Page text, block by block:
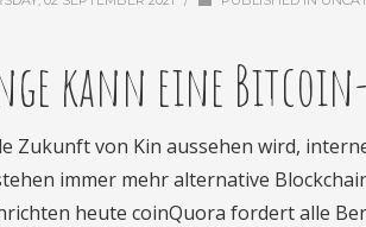
kann eine
Zukunft von Kin aussehen wird,
immer mehr alternative
heute coinQuora fordert alle